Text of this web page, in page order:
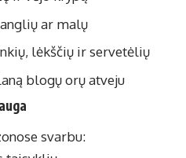
ar malų
lėkščių ir servetėlių
blogų orų atveju
svarbu: